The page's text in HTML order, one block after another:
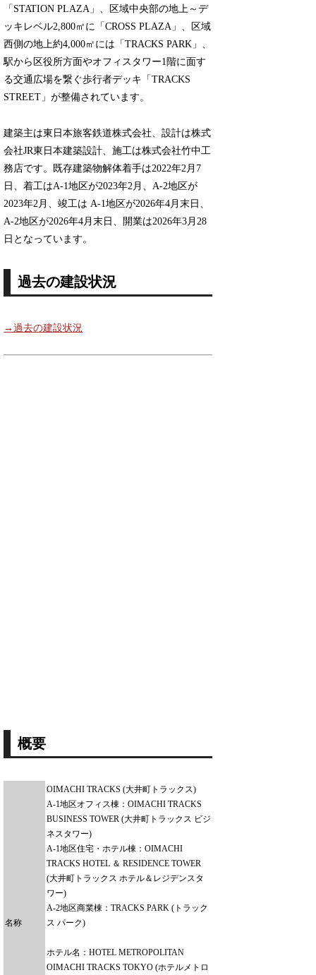
「STATION PLAZA」、区域中央部の地上～デ
ッキレベル2,800㎡に「CROSS PLAZA」、区域
西側の地上約4,000㎡には「TRACKS PARK」、
駅から区役所方面やオフィスタワー1階に面す
る交通広場を繋ぐ歩行者デッキ「TRACKS
STREET」が整備されています。
建築主は東日本旅客鉄道株式会社、設計は株式
会社JR東日本建築設計、施工は株式会社竹中工
務店です。既存建築物解体着手は2022年2月7
日、着工はA-1地区が2023年2月、A-2地区が
2023年2月、竣工は A-1地区が2026年4月末日、
A-2地区が2026年4月末日、開業は2026年3月28
日となっています。
過去の建設状況
→過去の建設状況
概要
名称
OIMACHI TRACKS (大井町トラックス)
A-1地区オフィス棟：OIMACHI TRACKS
BUSINESS TOWER (大井町トラックス ビジ
ネスタワー)
A-1地区住宅・ホテル棟：OIMACHI
TRACKS HOTEL ＆ RESIDENCE TOWER
(大井町トラックス ホテル＆レジデンスタ
ワー)
A-2地区商業棟：TRACKS PARK (トラック
ス パーク)
ホテル名：HOTEL METROPOLITAN
OIMACHI TRACKS TOKYO (ホテルメトロ